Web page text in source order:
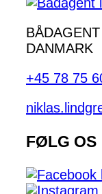
BÅDAGENT
DANMARK
+45 78 75
FØLG OS